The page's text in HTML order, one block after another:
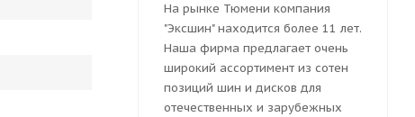
На рынке Тюмени компания
"Эксшин" находится более 11 лет.
Наша фирма предлагает очень
широкий ассортимент из сотен
позиций шин и дисков для
отечественных и зарубежных